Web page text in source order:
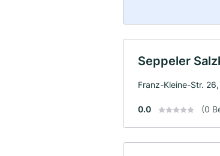
Seppeler
Franz-Kleine-Str.
0.0 (0